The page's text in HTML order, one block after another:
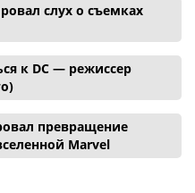
слух о съемках
к DC — режиссер
превращение
Marvel